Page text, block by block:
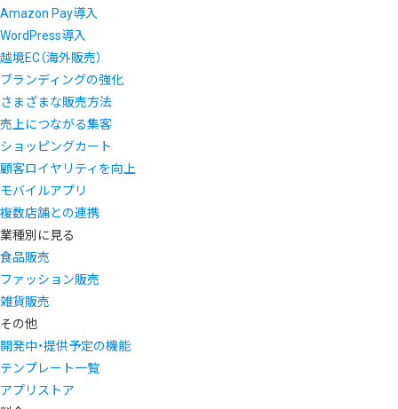
Amazon Pay導入
WordPress導入
越境EC（海外販売）
ブランディングの強化
さまざまな販売方法
売上につながる集客
ショッピングカート
顧客ロイヤリティを向上
モバイルアプリ
複数店舗との連携
業種別に見る
食品販売
ファッション販売
雑貨販売
その他
開発中・提供予定の機能
テンプレート一覧
アプリストア